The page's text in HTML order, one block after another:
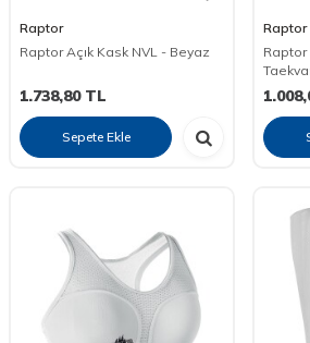
Raptor
Raptor Açık Kask NVL - Beyaz
1.738,80TL
Sepete Ekle
Raptor
Raptor